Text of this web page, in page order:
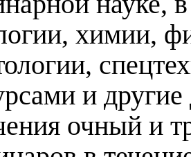
химии,
и
очный и